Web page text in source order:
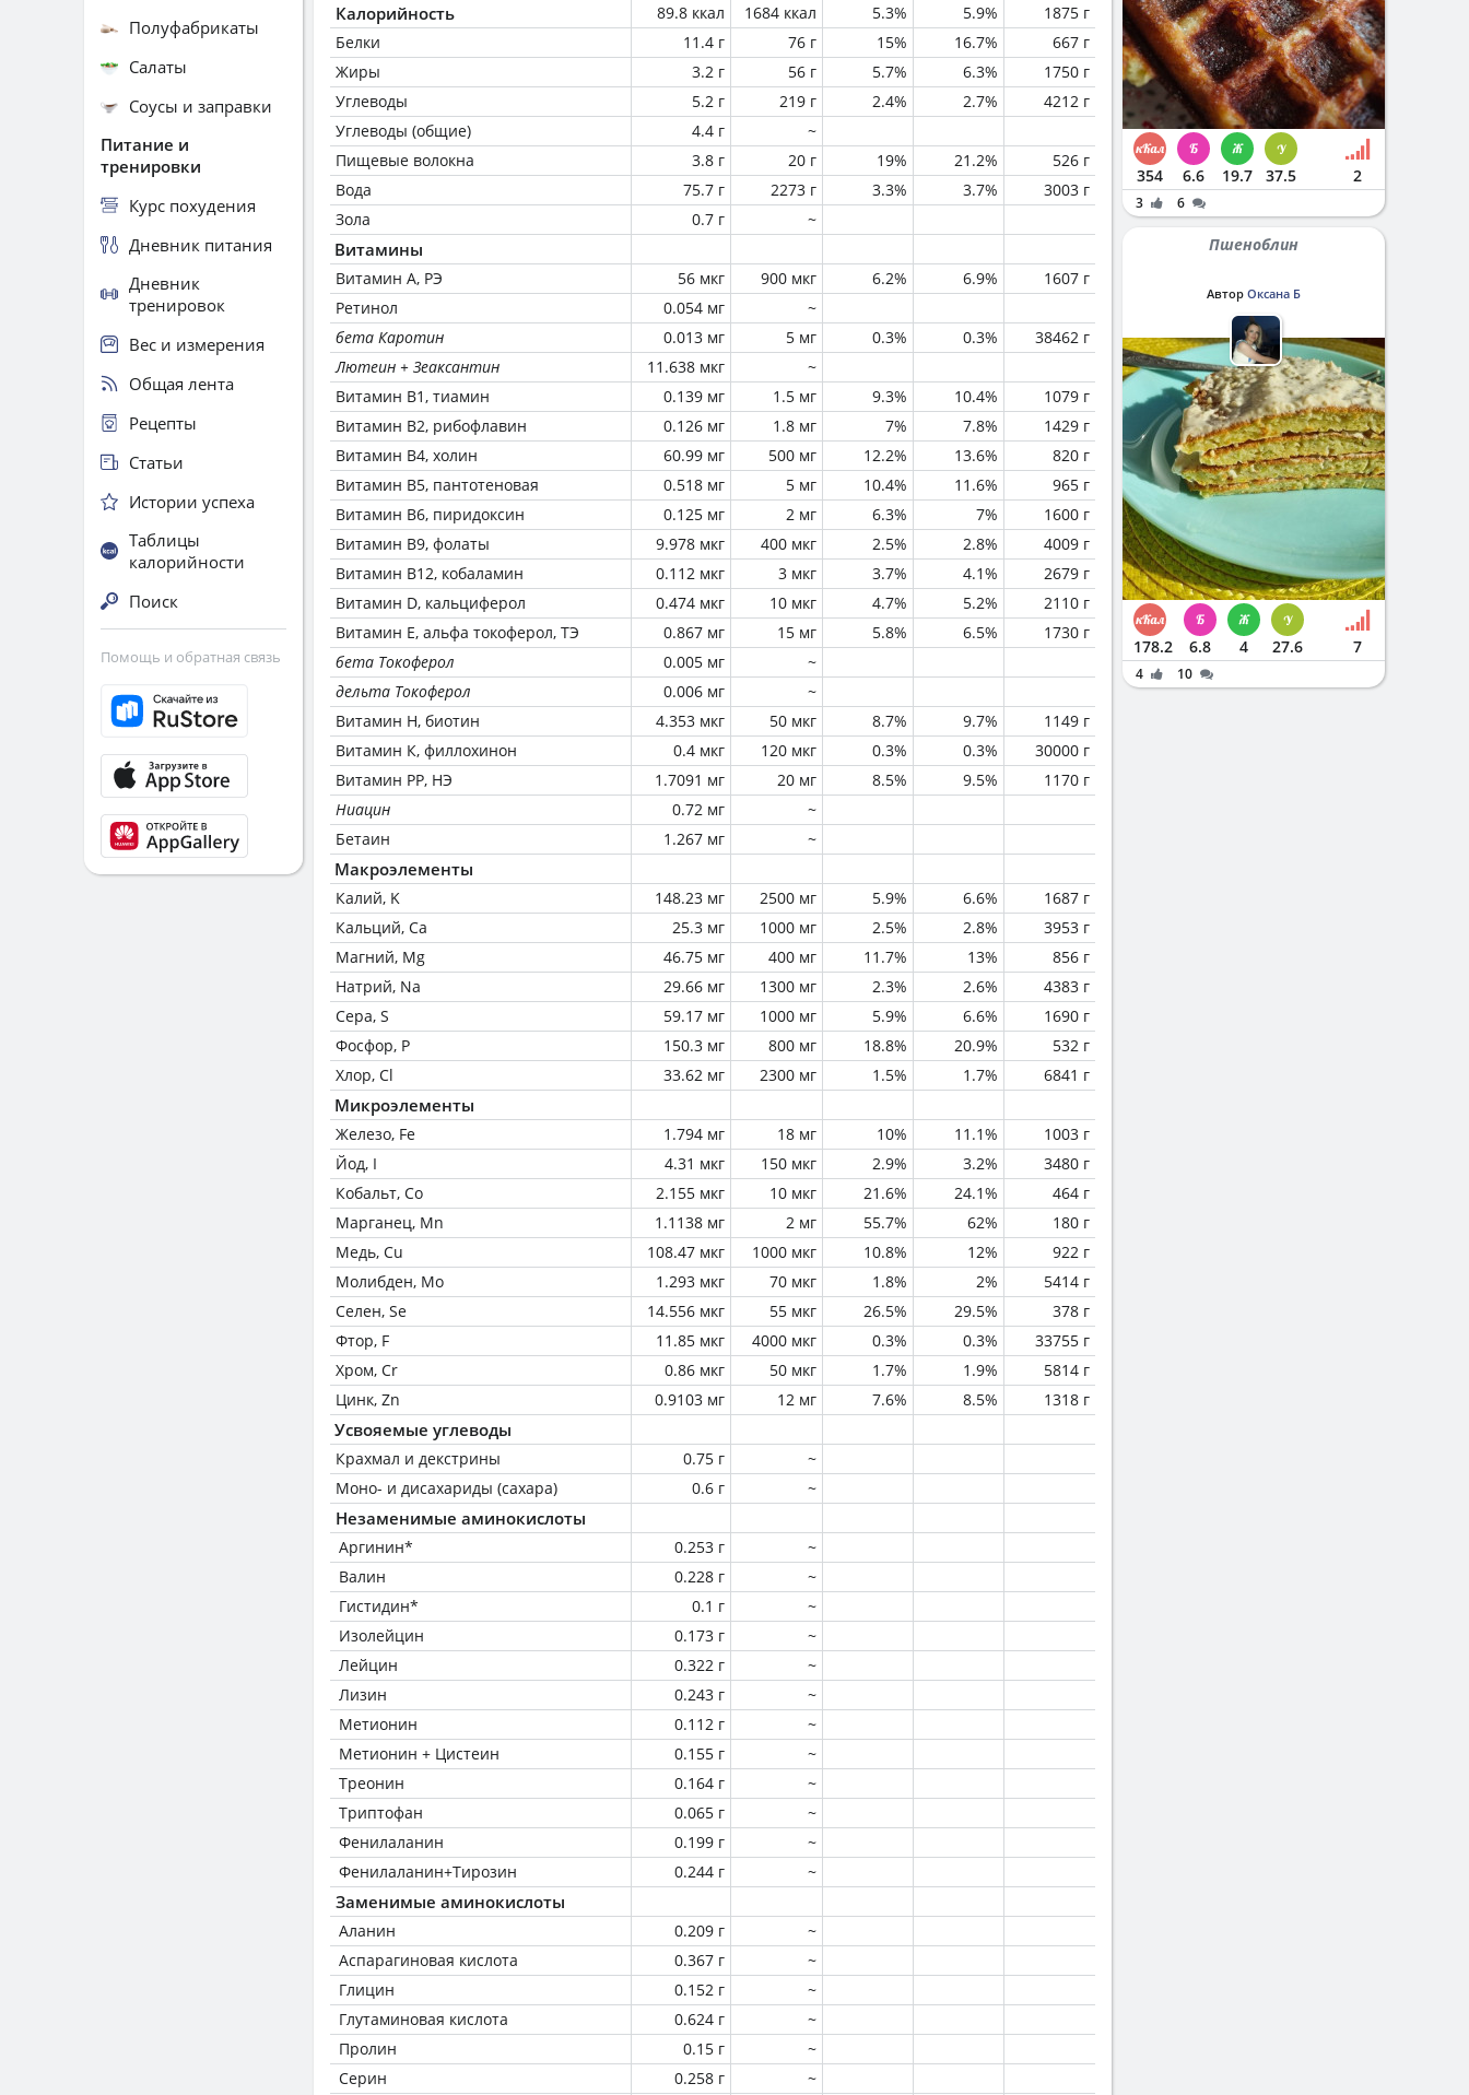
Калорийность 89.8 ккал 1684 ккал 5.3% 5.9%
1875 г
Белки
11.4 г 76 г 15% 16.7%
667 г
Жиры
3.2 г 56 г 5.7% 6.3%
1750 г
Углеводы
5.2 г 219 г 2.4% 2.7%
4212 г
Углеводы (общие)
4.4 г
~
Пищевые волокна
3.8 г 20 г 19% 21.2%
526 г
Вода
75.7 г 2273 г 3.3% 3.7%
3003 г
Зола
0.7 г ~
Витамины
Витамин А, РЭ 56 мкг 900 мкг 6.2% 6.9%
1607 г
Ретинол
0.054 мг
~
бета Каротин
0.013 мг 5 мг 0.3% 0.3%
38462 г
Лютеин + Зеаксантин
11.638 мкг
~
Витамин В1, тиамин
0.139 мг 1.5 мг 9.3% 10.4%
1079 г
Витамин В2, рибофлавин
0.126 мг 1.8 мг 7% 7.8%
1429 г
Витамин В4, холин
60.99 мг 500 мг 12.2% 13.6%
820 г
Витамин В5, пантотеновая
0.518 мг 5 мг 10.4% 11.6%
965 г
Витамин В6, пиридоксин
0.125 мг 2 мг 6.3% 7%
1600 г
Витамин В9, фолаты
9.978 мкг 400 мкг 2.5% 2.8%
4009 г
Витамин В12, кобаламин
0.112 мкг 3 мкг 3.7% 4.1%
2679 г
Витамин D, кальциферол
0.474 мкг 10 мкг 4.7% 5.2%
2110 г
Витамин Е, альфа токоферол, ТЭ
0.867 мг 15 мг 5.8% 6.5%
1730 г
бета Токоферол
0.005 мг
~
дельта Токоферол
0.006 мг
~
Витамин Н, биотин
4.353 мкг 50 мкг 8.7% 9.7%
1149 г
Витамин К, филлохинон
0.4 мкг 120 мкг 0.3% 0.3%
30000 г
Витамин РР, НЭ
1.7091 мг 20 мг 8.5% 9.5%
1170 г
Ниацин
0.72 мг
~
Бетаин
1.267 мг ~
Макроэлементы
Калий, K 148.23 мг 2500 мг 5.9% 6.6%
1687 г
Кальций, Ca
25.3 мг 1000 мг 2.5% 2.8%
3953 г
Магний, Mg
46.75 мг 400 мг 11.7% 13%
856 г
Натрий, Na
29.66 мг 1300 мг 2.3% 2.6%
4383 г
Сера, S
59.17 мг 1000 мг 5.9% 6.6%
1690 г
Фосфор, P
150.3 мг 800 мг 18.8% 20.9%
532 г
Хлор, Cl
33.62 мг 2300 мг 1.5% 1.7% 6841 г
Микроэлементы
Железо, Fe 1.794 мг 18 мг 10% 11.1%
1003 г
Йод, I
4.31 мкг 150 мкг 2.9% 3.2%
3480 г
Кобальт, Co
2.155 мкг 10 мкг 21.6% 24.1%
464 г
Марганец, Mn
1.1138 мг 2 мг 55.7% 62%
180 г
Медь, Cu
108.47 мкг 1000 мкг 10.8% 12%
922 г
Молибден, Mo
1.293 мкг 70 мкг 1.8% 2%
5414 г
Селен, Se
14.556 мкг 55 мкг 26.5% 29.5%
378 г
Фтор, F
11.85 мкг 4000 мкг 0.3% 0.3%
33755 г
Хром, Cr
0.86 мкг 50 мкг 1.7% 1.9%
5814 г
Цинк, Zn
0.9103 мг 12 мг 7.6% 8.5% 1318 г
Усвояемые углеводы
Крахмал и декстрины 0.75 г
~
Моно- и дисахариды (сахара)
0.6 г ~
Незаменимые аминокислоты
Аргинин* 0.253 г
~
Валин
0.228 г
~
Гистидин*
0.1 г
~
Изолейцин
0.173 г
~
Лейцин
0.322 г
~
Лизин
0.243 г
~
Метионин
0.112 г
~
Метионин + Цистеин
0.155 г
~
Треонин
0.164 г
~
Триптофан
0.065 г
~
Фенилаланин
0.199 г
~
Фенилаланин+Тирозин
0.244 г ~
Заменимые аминокислоты
Аланин 0.209 г
~
Аспарагиновая кислота
0.367 г
~
Глицин
0.152 г
~
Глутаминовая кислота
0.624 г
~
Пролин
0.15 г
~
Серин
0.258 г ~
Полуфабрикаты
Салаты
Соусы и заправки
Питание и
тренировки
Курс похудения
Дневник питания
Дневник
тренировок
Вес и измерения
Общая лента
Рецепты
Статьи
Истории успеха
Таблицы
калорийности
Поиск
Помощь и обратная связь
354 6.6 19.7 37.5 2
3 6
Пшеноблин
Автор Оксана Б
178.2 6.8 4 27.6 7
4 10